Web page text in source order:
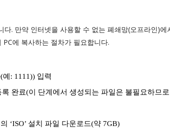
. 만약 인터넷을 사용할 수 없는 폐쇄망(오프라인)
에 복사하는 절차가 필요합니다.
예: 1111)) 입력
완료(이 단계에서 생성되는 파일은 불필요하므
‘ISO’ 설치 파일 다운로드(약 7GB)